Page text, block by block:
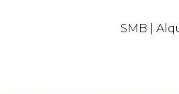
SMB |